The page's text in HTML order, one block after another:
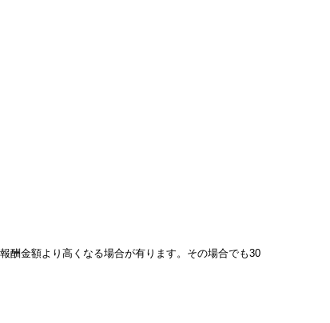
酬金額より高くなる場合が有ります。その場合でも30